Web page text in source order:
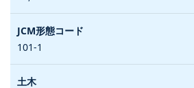
101-1